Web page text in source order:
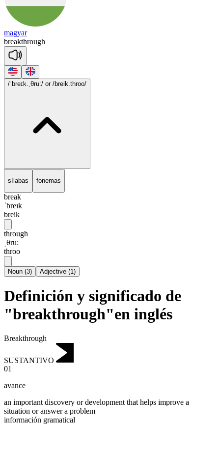
magyar
breakthrough
/ˈbreɪk.ˌθru:/ or /breik.throo/
sílabas fonemas
break
ˈbreɪk
breik
through
ˌθru:
throo
Noun (3) Adjective (1)
Definición y significado de
"breakthrough"en inglés
Breakthrough
SUSTANTIVO
01
avance
an important discovery or development that helps improve a
situation or answer a problem
información gramatical